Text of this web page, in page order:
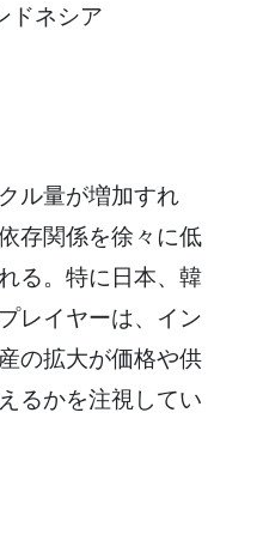
ドネシア
ル量が増加すれ
存関係を徐々に低
る。特に日本、韓
レイヤーは、イン
の拡大が価格や供
るかを注視してい